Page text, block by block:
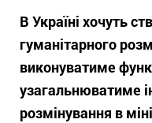
В Україні хочуть
гуманітарного
виконуватиме
узагальнюватиме
розмінування в